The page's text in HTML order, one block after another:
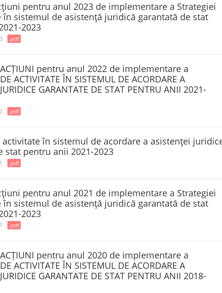
pentru anul 2023 de implementare a Strategiei
în sistemul de asistenţă juridică garantată de stat
2023
.pdf
ACȚIUNI pentru anul 2022 de implementare a
ACTIVITATE ÎN SISTEMUL DE ACORDARE A
GARANTATE DE STAT PENTRU ANII 2021-
.pdf
activitate în sistemul de acordare a asistenţei
stat pentru anii 2021-2023
.pdf
pentru anul 2021 de implementare a Strategiei
în sistemul de asistenţă juridică garantată de stat
2023
.pdf
ACȚIUNI pentru anul 2020 de implementare a
ACTIVITATE ÎN SISTEMUL DE ACORDARE A
GARANTATE DE STAT PENTRU ANII 2018-